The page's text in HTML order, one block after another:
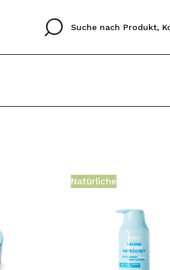
Natürliche